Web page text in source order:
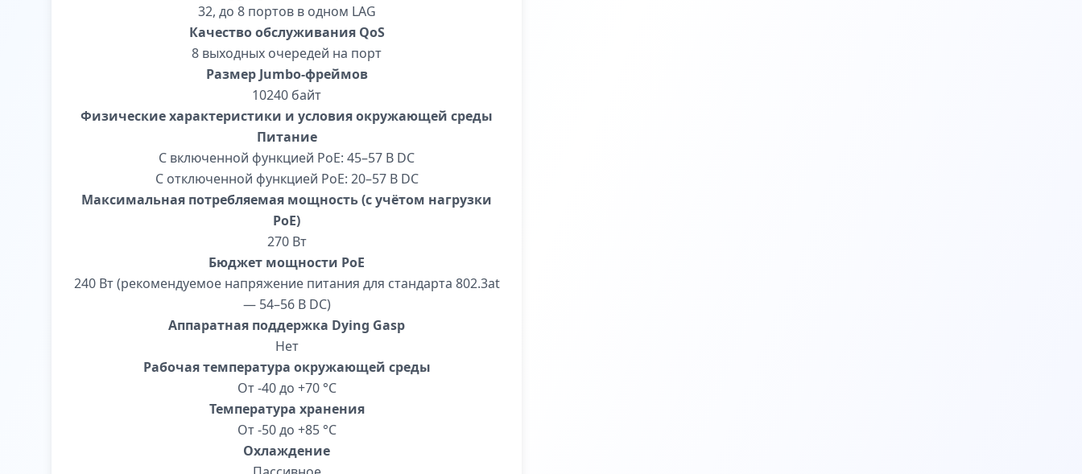
32, до 8 портов в одном LAG
Качество обслуживания QoS
8 выходных очередей на порт
Размер Jumbo-фреймов
10240 байт
Физические характеристики и условия окружающей среды
Питание
С включенной функцией PoE: 45–57 В DC
С отключенной функцией PoE: 20–57 В DC
Максимальная потребляемая мощность (с учётом нагрузки
PoE)
270 Вт
Бюджет мощности PoE
240 Вт (рекомендуемое напряжение питания для стандарта 802.3at
— 54–56 В DC)
Аппаратная поддержка Dying Gasp
Нет
Рабочая температура окружающей среды
От -40 до +70 °С
Температура хранения
От -50 до +85 °С
Охлаждение